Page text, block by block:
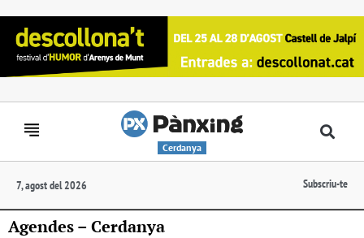
Cerdanya
7, agost del 2026 Subscriu-te
Agendes – Cerdanya